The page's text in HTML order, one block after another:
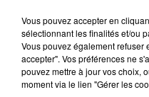
9h37
9h37 9h34
9h34
Vous pouvez accepter en
sélectionnant les finalités et/ou
Vous pouvez également
accepter". Vos préférences ne
pouvez mettre à jour vos choix,
moment via le lien "Gérer les